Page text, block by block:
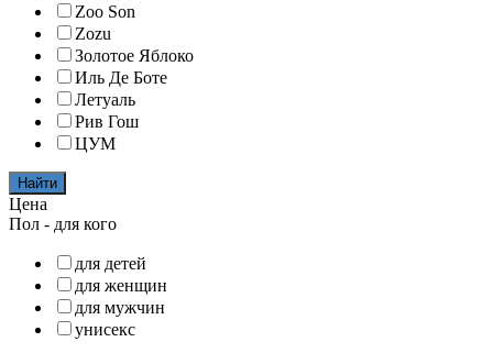
Zoo Son
Zozu
Золотое Яблоко
Иль Де Боте
Летуаль
Рив Гош
ЦУМ
Найти
Цена
Пол - для кого
для детей
для женщин
для мужчин
унисекс